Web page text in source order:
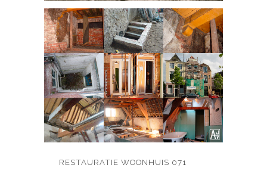
RESTAURATIE WOONHUIS 071